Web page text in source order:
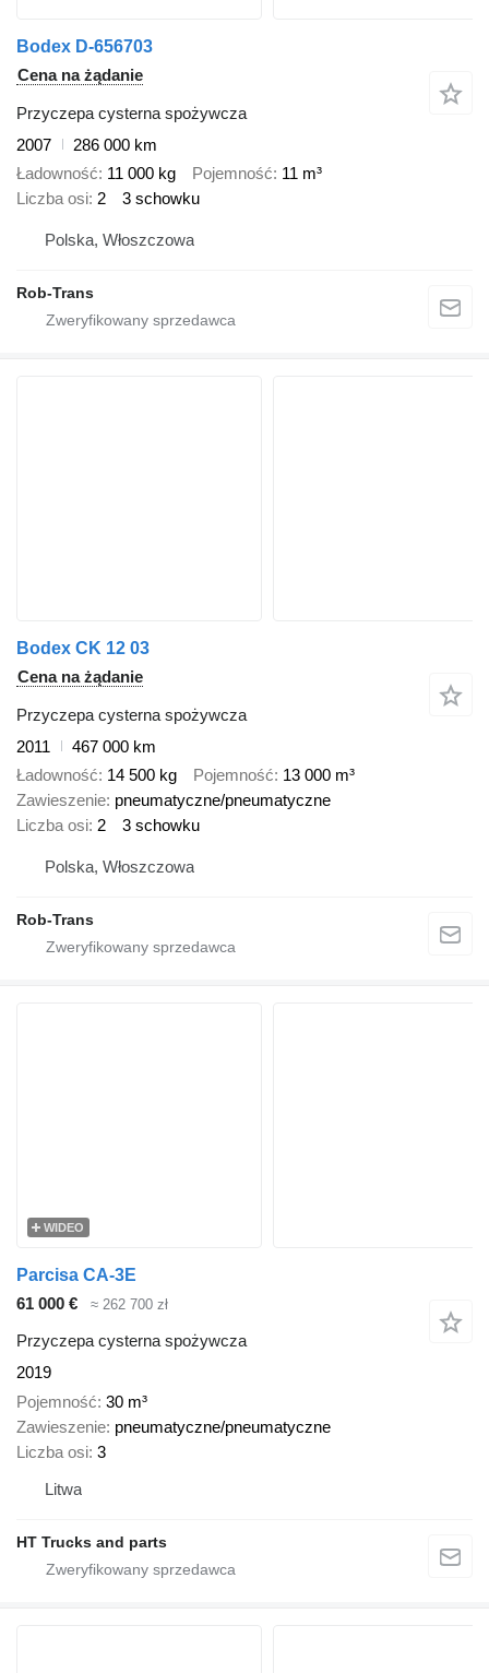
Bodex D-656703
Cena na żądanie
Przyczepa cysterna spożywcza
2007
286 000 km
Ładowność 11 000 kg Pojemność 11 m³
Liczba osi 2 3 schowku
Polska, Włoszczowa
Rob-Trans
Bodex CK 12 03
Cena na żądanie
Przyczepa cysterna spożywcza
2011
467 000 km
Ładowność 14 500 kg Pojemność 13 000 m³
Zawieszenie pneumatyczne/pneumatyczne
Liczba osi 2 3 schowku
Polska, Włoszczowa
Rob-Trans
WIDEO
Parcisa CA-3E
61 000 €
≈ 262 700 zł
Przyczepa cysterna spożywcza
2019
Pojemność 30 m³
Zawieszenie pneumatyczne/pneumatyczne
Liczba osi 3
Litwa
HT Trucks and parts